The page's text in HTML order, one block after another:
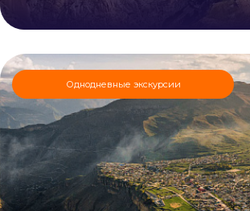
Однодневные экскурсии